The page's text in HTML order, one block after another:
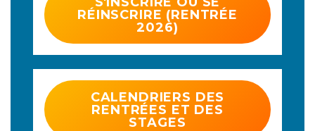
RÉINSCRIRE (RENTRÉE
2026)
CALENDRIERS DES
RENTRÉES ET DES
STAGES